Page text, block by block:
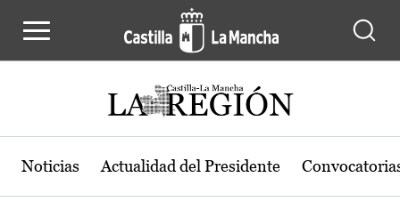
Actualidad de la región de Castilla-
Noticias Actualidad del Presidente